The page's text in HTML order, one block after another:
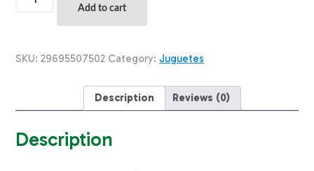
Para
Cat
Add to cart
SKU:29695507502 Category: Juguetes
Description Reviews (0)
Description